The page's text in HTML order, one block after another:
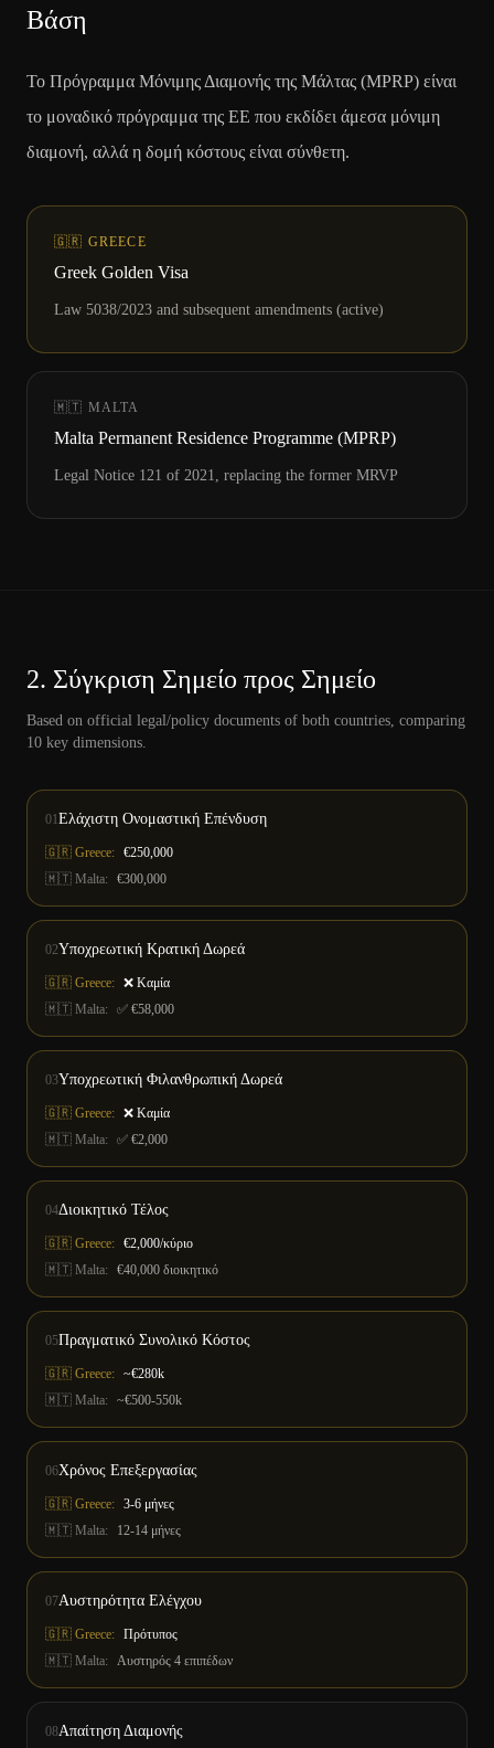
Βάση
Το Πρόγραμμα Μόνιμης Διαμονής της Μάλτας (MPRP) είναι
το μοναδικό πρόγραμμα της ΕΕ που εκδίδει άμεσα μόνιμη
διαμονή, αλλά η δομή κόστους είναι σύνθετη.
🇬🇷 GREECE
Greek Golden Visa
Law 5038/2023 and subsequent amendments (active)
🇲🇹 MALTA
Malta Permanent Residence Programme (MPRP)
Legal Notice 121 of 2021, replacing the former MRVP
2. Σύγκριση Σημείο προς Σημείο
Based on official legal/policy documents of both countries, comparing
10 key dimensions.
01Ελάχιστη Ονομαστική Επένδυση
🇬🇷 Greece: €250,000
🇲🇹 Malta: €300,000
02Υποχρεωτική Κρατική Δωρεά
🇬🇷 Greece: ❌ Καμία
🇲🇹 Malta: ✅ €58,000
03Υποχρεωτική Φιλανθρωπική Δωρεά
🇬🇷 Greece: ❌ Καμία
🇲🇹 Malta: ✅ €2,000
04Διοικητικό Τέλος
🇬🇷 Greece: €2,000/κύριο
🇲🇹 Malta: €40,000 διοικητικό
05Πραγματικό Συνολικό Κόστος
🇬🇷 Greece: ~€280k
🇲🇹 Malta: ~€500-550k
06Χρόνος Επεξεργασίας
🇬🇷 Greece: 3-6 μήνες
🇲🇹 Malta: 12-14 μήνες
07Αυστηρότητα Ελέγχου
🇬🇷 Greece: Πρότυπος
🇲🇹 Malta: Αυστηρός 4 επιπέδων
08Απαίτηση Διαμονής